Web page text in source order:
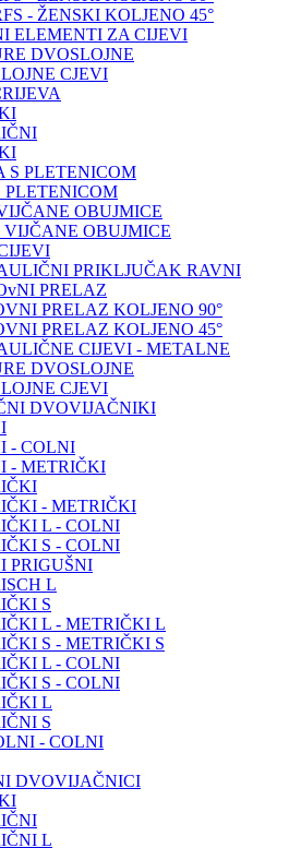
- ŽENSKI KOLJENO 45°
ELEMENTI ZA CIJEVI
DVOSLOJNE
CJEVI
S PLETENICOM
PLETENICOM
OBUJMICE
VIJČANE OBUJMICE
PRIKLJUČAK RAVNI
PRELAZ
PRELAZ KOLJENO 90°
PRELAZ KOLJENO 45°
CIJEVI - METALNE
DVOSLOJNE
CJEVI
DVOVIJAČNIKI
- COLNI
- METRIČKI
- METRIČKI
L - COLNI
S - COLNI
PRIGUŠNI
L
S
L - METRIČKI L
S - METRIČKI S
L - COLNI
S - COLNI
L
S
- COLNI
DVOVIJAČNICI
L